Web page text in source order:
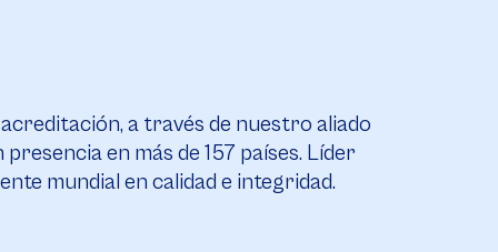
a través de nuestro aliado
en más de 157 países. Líder
mundial en calidad e integridad.